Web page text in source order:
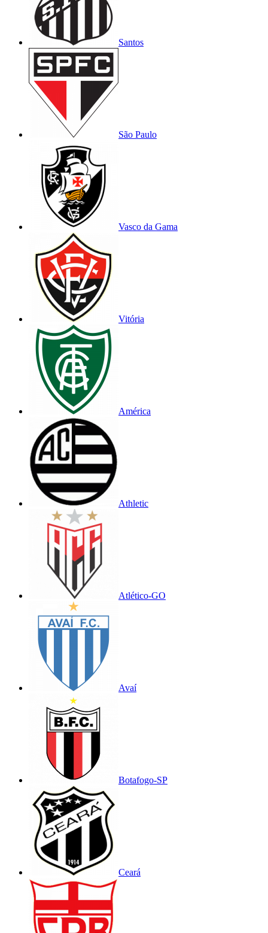
Santos
São Paulo
Vasco da Gama
Vitória
América
Athletic
Atlético-GO
Avaí
Botafogo-SP
Ceará